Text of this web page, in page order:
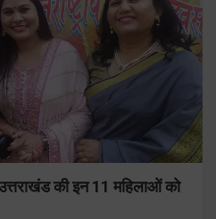
की इन 11 महिलाओं को